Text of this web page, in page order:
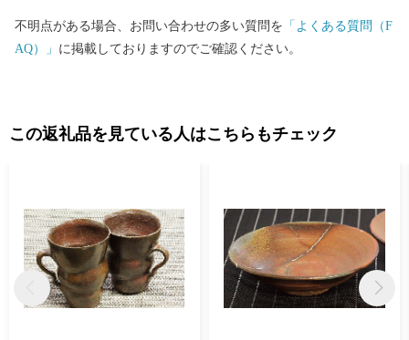
不明点がある場合、お問い合わせの多い質問を 「よくある質問（F
AQ）」 に掲載しておりますのでご確認ください。
この返礼品を見ている人はこちらもチェック